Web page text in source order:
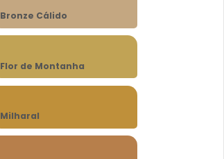
Bronze Cálido
Flor de Montanha
Milharal